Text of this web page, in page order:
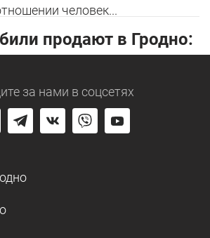
человек...
продают в Гродно:
за нами в соцсетях